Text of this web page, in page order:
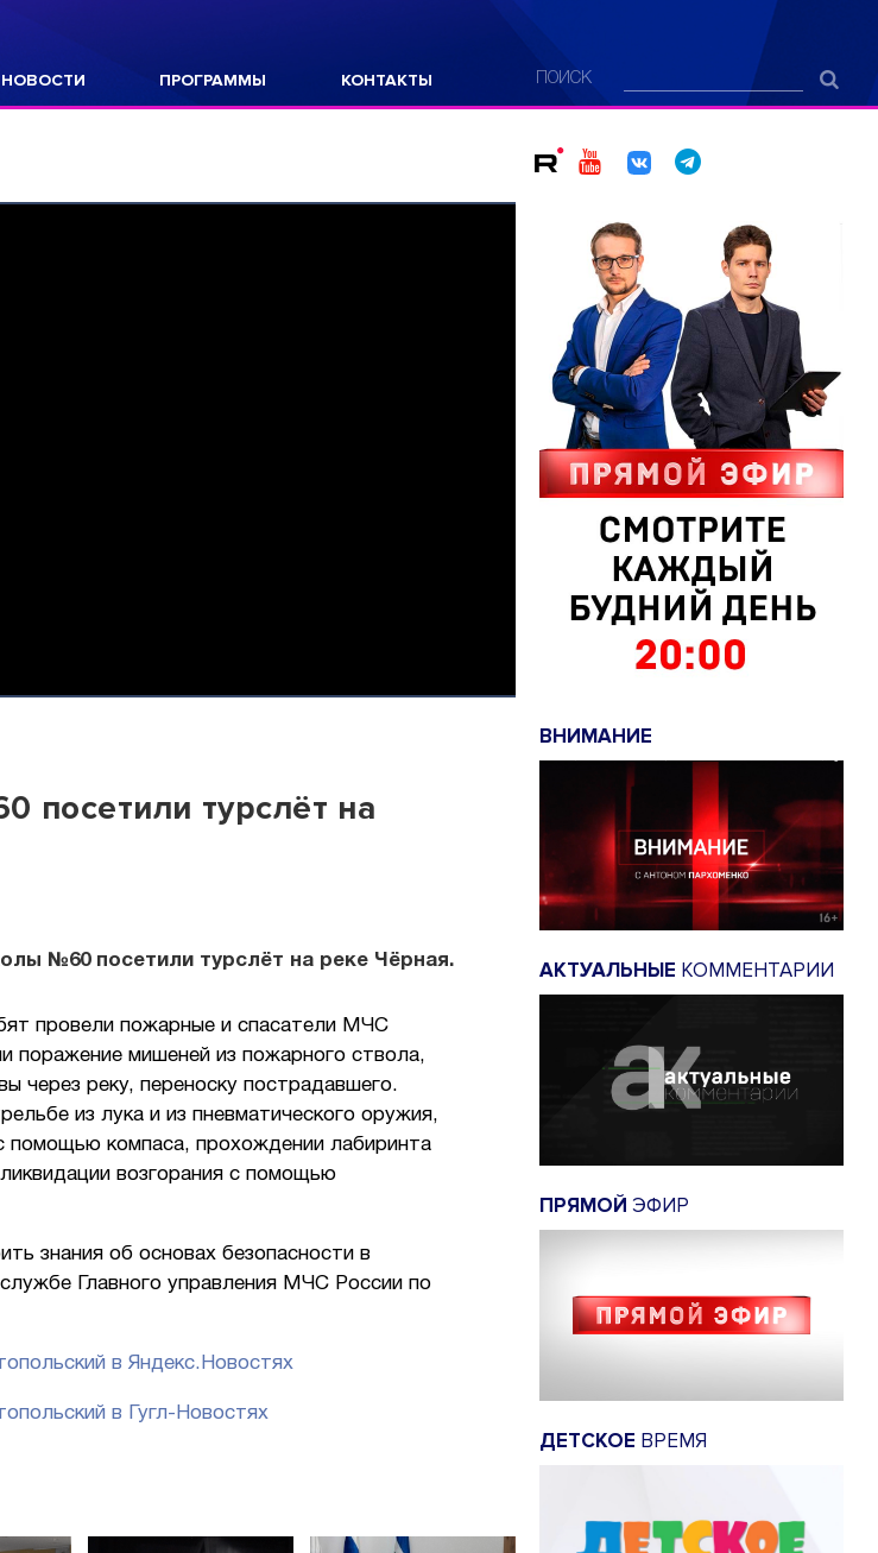
НОВОСТИ ПРОГРАММЫ КОНТАКТЫ ПОИСК
турслёт на
№60 посетили турслёт на реке Чёрная.
провели пожарные и спасатели МЧС
поражение мишеней из пожарного ствола,
через реку, переноску пострадавшего.
из лука и из пневматического оружия,
помощью компаса, прохождении лабиринта
возгорания с помощью
знания об основах безопасности в
Главного управления МЧС России по
в Яндекс.Новостях
в Гугл-Новостях
ВНИМАНИЕ
АКТУАЛЬНЫЕ КОММЕНТАРИИ
ПРЯМОЙ ЭФИР
ДЕТСКОЕ ВРЕМЯ